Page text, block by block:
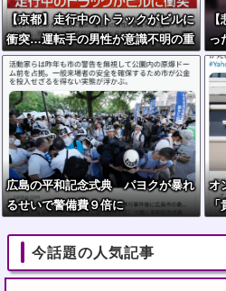
【京都】走行中のトラックがビルに
衝突…運転手の男性が意識不明の重
体 宇治市
っ
広島の平和記念式典 パヨクが暴れ
るせいで警備費９倍に
オ
「
今話題の人気記事